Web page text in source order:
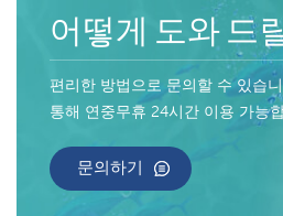
어떻게 도와 드
편리한 방법으로 문의할 수 있습
통해 연중무휴 24시간 이용 가능합
문의하기